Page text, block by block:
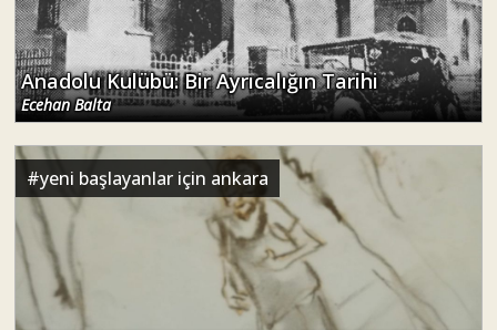
Anadolu Kulübü: Bir Ayrıcalığın Tarihi
Ecehan Balta
#yeni başlayanlar için ankara